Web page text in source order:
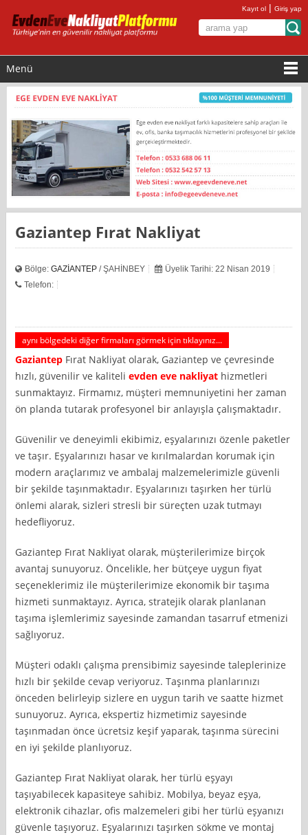
Kayıt ol |Giriş yap
Menü
Gaziantep Fırat Nakliyat
Bölge:GAZİANTEP / ŞAHİNBEY
Üyelik Tarihi: 22 Nisan 2019
Telefon:
aynı bölgedeki diğer firmaları görmek için tıklayınız...
Gaziantep Fırat Nakliyat olarak, Gaziantep ve çevresinde
hızlı, güvenilir ve kalitelievden eve nakliyat hizmetleri
sunmaktayız. Firmamız, müşteri memnuniyetini her zaman
ön planda tutarak profesyonel bir anlayışla çalışmaktadır.
Güvenilir ve deneyimli ekibimiz, eşyalarınızı özenle paketler
ve taşır. Eşyalarınızı hasar ve kırılmalardan korumak için
modern araçlarımız ve ambalaj malzemelerimizle güvenli
bir şekilde taşınmaktadır. Eşyalarınızı taşırken her türlü
önlemi alarak, sizleri stresli bir süreçten uzak tutmayı
hedefliyoruz.
Gaziantep Fırat Nakliyat olarak, müşterilerimize birçok
avantaj sunuyoruz. Öncelikle, her bütçeye uygun fiyat
seçeneklerimiz ile müşterilerimize ekonomik bir taşıma
hizmeti sunmaktayız. Ayrıca, stratejik olarak planlanan
taşıma işlemlerimiz sayesinde zamandan tasarruf etmenizi
sağlıyoruz.
Müşteri odaklı çalışma prensibimiz sayesinde taleplerinize
hızlı bir şekilde cevap veriyoruz. Taşınma planlarınızı
önceden belirleyip sizlere en uygun tarih ve saatte hizmet
sunuyoruz. Ayrıca, ekspertiz hizmetimiz sayesinde
taşınmadan önce ücretsiz keşif yaparak, taşınma sürecini
en iyi şekilde planlıyoruz.
Gaziantep Fırat Nakliyat olarak, her türlü eşyayı
taşıyabilecek kapasiteye sahibiz. Mobilya, beyaz eşya,
elektronik cihazlar, ofis malzemeleri gibi her türlü eşyanızı
güvenle taşıyoruz. Eşyalarınızı taşırken sökme ve montaj